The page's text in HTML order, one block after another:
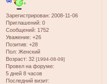
Зарегистрирован: 2008-11-06
Приглашений: 0
Сообщений: 1752
Уважение: +26
Позитив: +28
Пол: Женский
Возраст: 32 [1994-08-09]
Провел на форуме:
5 дней 8 часов
Последний визит: